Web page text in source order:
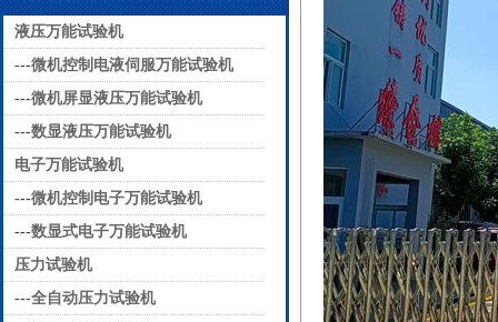
液压万能试验机
---微机控制电液伺服万能试验机
---微机屏显液压万能试验机
---数显液压万能试验机
电子万能试验机
---微机控制电子万能试验机
---数显式电子万能试验机
压力试验机
---全自动压力试验机